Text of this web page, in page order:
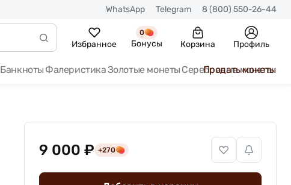
WhatsApp Telegram 8 (800) 550-26-44
Избранное
0
Бонусы Корзина Профиль
Банкноты ФалеристикаЗолотые монеты Серебряные монеты
Продать монеты
9 000 ₽ +270